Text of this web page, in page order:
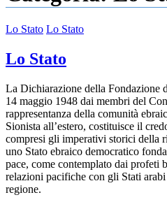
Lo Stato Lo Stato
Lo Stato
La Dichiarazione della Fondazione
14 maggio 1948 dai membri del
rappresentanza della comunità
Sionista all’estero, costituisce il
compresi gli imperativi storici della
uno Stato ebraico democratico
pace, come contemplato dai profeti
relazioni pacifiche con gli Stati
regione.